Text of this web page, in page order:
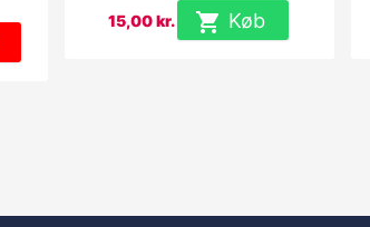
15,00 kr.  Køb